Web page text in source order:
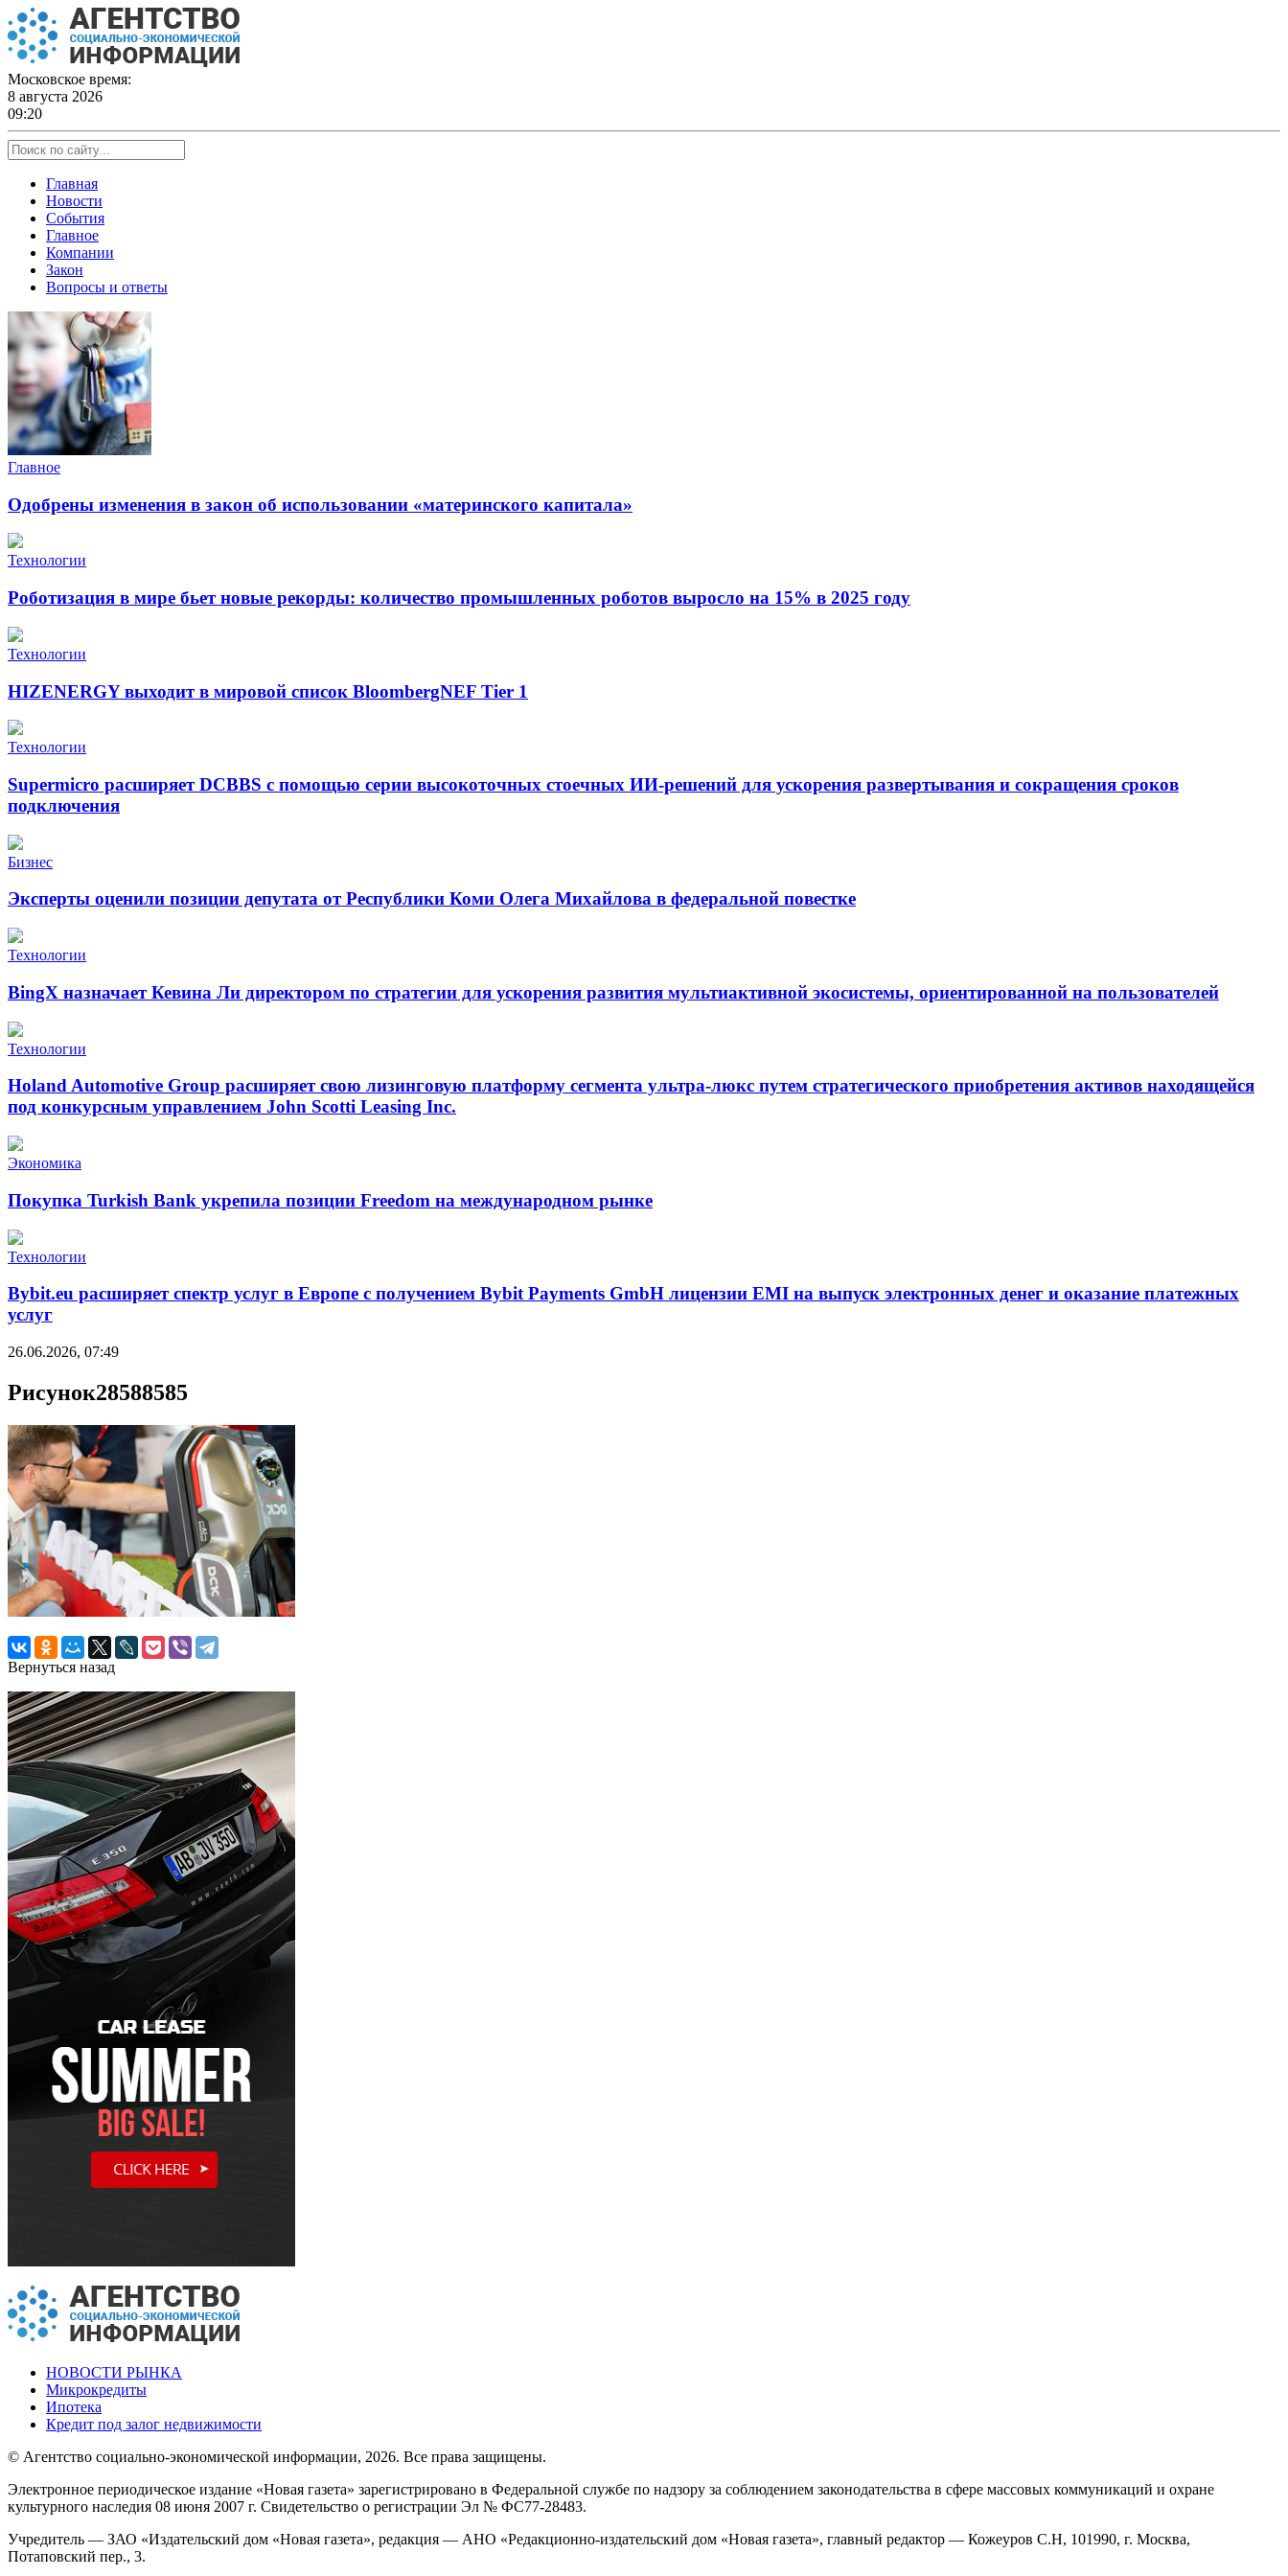
Skip
to
content
Московское время:
8 августа 2026
09:20
Главная
Новости
События
Главное
Компании
Закон
Вопросы и ответы
Главное
Одобрены изменения в закон об использовании «материнского капитала»
Технологии
Роботизация в мире бьет новые рекорды: количество промышленных роботов выросло на 15% в 2025 году
Технологии
HIZENERGY выходит в мировой список BloombergNEF Tier 1
Технологии
Supermicro расширяет DCBBS с помощью серии высокоточных стоечных ИИ-решений для ускорения развертывания и сокращения сроков
подключения
Бизнес
Эксперты оценили позиции депутата от Республики Коми Олега Михайлова в федеральной повестке
Технологии
BingX назначает Кевина Ли директором по стратегии для ускорения развития мультиактивной экосистемы, ориентированной на пользователей
Технологии
Holand Automotive Group расширяет свою лизинговую платформу сегмента ультра-люкс путем стратегического приобретения активов находящейся
под конкурсным управлением John Scotti Leasing Inc.
Экономика
Покупка Turkish Bank укрепила позиции Freedom на международном рынке
Технологии
Bybit.eu расширяет спектр услуг в Европе с получением Bybit Payments GmbH лицензии EMI на выпуск электронных денег и оказание платежных
услуг
26.06.2026, 07:49
Рисунок28588585
Вернуться назад
НОВОСТИ РЫНКА
Микрокредиты
Ипотека
Кредит под залог недвижимости
© Агентство социально-экономической информации, 2026. Все права защищены.
Электронное периодическое издание «Новая газета» зарегистрировано в Федеральной службе по надзору за соблюдением законодательства в сфере массовых коммуникаций и охране
культурного наследия 08 июня 2007 г. Свидетельство о регистрации Эл № ФС77-28483.
Учредитель — ЗАО «Издательский дом «Новая газета», редакция — АНО «Редакционно-издательский дом «Новая газета», главный редактор — Кожеуров С.Н, 101990, г. Москва,
Потаповский пер., 3.